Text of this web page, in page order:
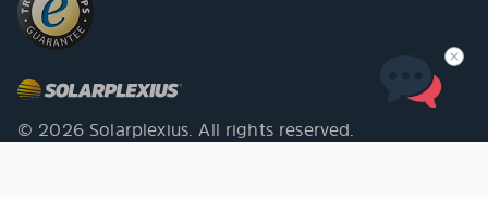
© 2026 Solarplexius. All rights reserved.